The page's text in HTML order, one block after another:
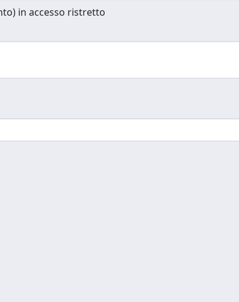
in accesso ristretto